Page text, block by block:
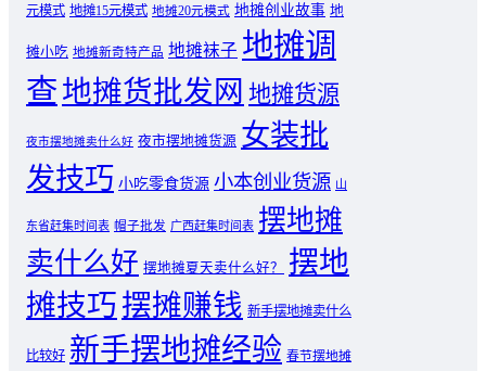
元模式 地摊15元模式 地摊20元模式 地摊创业故事 地
摊小吃 地摊新奇特产品 地摊袜子 地摊调
查地摊货批发网 地摊货源
夜市摆地摊卖什么好 夜市摆地摊货源 女装批
发技巧 小吃零食货源 小本创业货源 山
东省赶集时间表 帽子批发 广西赶集时间表 摆地摊
卖什么好 摆地摊夏天卖什么好？
摆地
摊技巧摆摊赚钱 新手摆地摊卖什么
比较好 新手摆地摊经验 春节摆地摊